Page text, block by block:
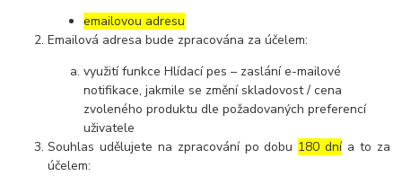
emailovou adresu
Emailová adresa bude zpracována za účelem:
využití funkce Hlídací pes – zaslání e-mailové
notifikace, jakmile se změní skladovost / cena
zvoleného produktu dle požadovaných preferencí
uživatele
Souhlas udělujete na zpracování po dobu 180 dnía to za
účelem: